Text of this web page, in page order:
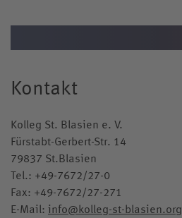
Kontakt
Kolleg St. Blasien e. V.
Fürstabt-Gerbert-Str. 14
79837 St.Blasien
Tel.: +49-7672/27-0
Fax: +49-7672/27-271
E-Mail: info@kolleg-st-blasien.org